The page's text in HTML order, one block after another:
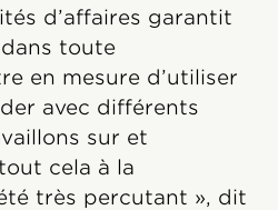
d’affaires garantit
toute
en mesure d’utiliser
avec différents
sur et
cela à la
très percutant », dit